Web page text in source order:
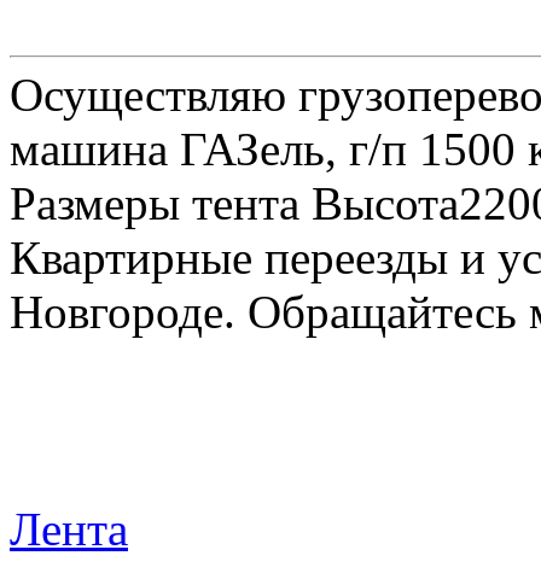
Осуществляю
машина ГАЗель, г/п 1500
Размеры тента
Квартирные переезды и
Новгороде.
Лента